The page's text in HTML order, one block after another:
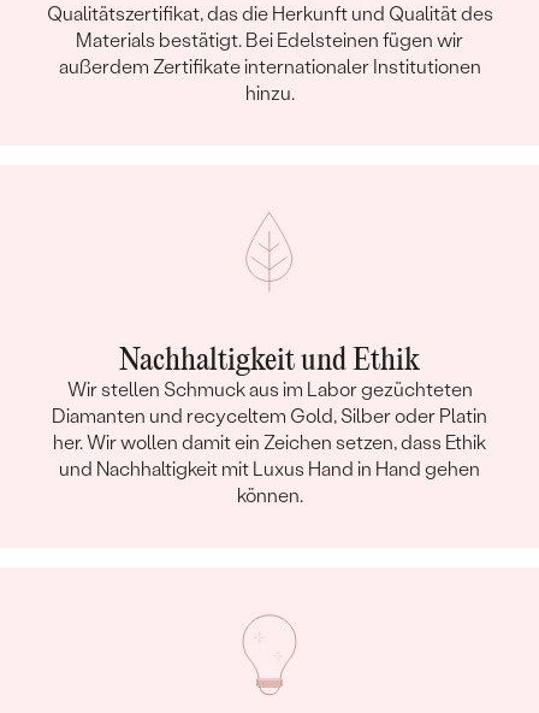
Qualitätszertifikat, das die Herkunft und Qualität des
Materials bestätigt. Bei Edelsteinen fügen wir
außerdem Zertifikate internationaler Institutionen
hinzu.
Nachhaltigkeit und Ethik
Wir stellen Schmuck aus im Labor gezüchteten
Diamanten und recyceltem Gold, Silber oder Platin
her. Wir wollen damit ein Zeichen setzen, dass Ethik
und Nachhaltigkeit mit Luxus Hand in Hand gehen
können.